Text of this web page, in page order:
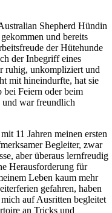
Shepherd Hündin
und bereits
der Hütehunde
der Inbegriff eines
ruhig, unkompliziert und
mit hineindurfte, hat sie
bei Feiern oder beim
war freundlich
11 Jahren meinen ersten
Begleiter, zwar
aber überaus lernfreudig
Herausforderung für
Leben kaum mehr
gefahren, haben
auf Ausritten begleitet
an Tricks und